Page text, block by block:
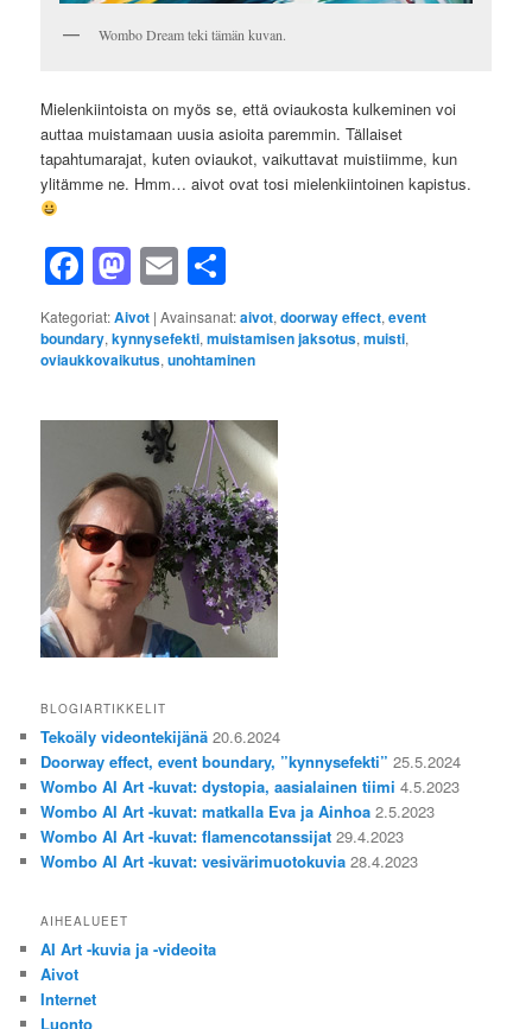
Wombo Dream teki tämän kuvan.
Mielenkiintoista on myös se, että oviaukosta kulkeminen voi
auttaa muistamaan uusia asioita paremmin. Tällaiset
tapahtumarajat, kuten oviaukot, vaikuttavat muistiimme, kun
ylitämme ne. Hmm… aivot ovat tosi mielenkiintoinen kapistus.
Facebook
Mastodon
Email
Kategoriat:Aivot |Avainsanat:aivot,doorway effect,event
boundary,kynnysefekti,muistamisen jaksotus,muisti,
oviaukkovaikutus,unohtaminen
BLOGIARTIKKELIT
Tekoäly videontekijänä 20.6.2024
Doorway effect, event boundary, ”kynnysefekti” 25.5.2024
Wombo AI Art -kuvat: dystopia, aasialainen tiimi 4.5.2023
Wombo AI Art -kuvat: matkalla Eva ja Ainhoa 2.5.2023
Wombo AI Art -kuvat: flamencotanssijat 29.4.2023
Wombo AI Art -kuvat: vesivärimuotokuvia 28.4.2023
AIHEALUEET
AI Art -kuvia ja -videoita
Aivot
Internet
Luonto